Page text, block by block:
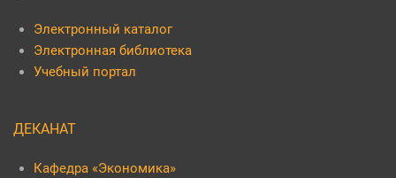
Электронный каталог
Электронная библиотека
Учебный портал
ДЕКАНАТ
Кафедра «Экономика»